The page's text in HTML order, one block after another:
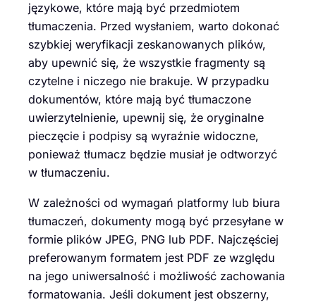
językowe, które mają być przedmiotem
tłumaczenia. Przed wysłaniem, warto dokonać
szybkiej weryfikacji zeskanowanych plików,
aby upewnić się, że wszystkie fragmenty są
czytelne i niczego nie brakuje. W przypadku
dokumentów, które mają być tłumaczone
uwierzytelnienie, upewnij się, że oryginalne
pieczęcie i podpisy są wyraźnie widoczne,
ponieważ tłumacz będzie musiał je odtworzyć
w tłumaczeniu.
W zależności od wymagań platformy lub biura
tłumaczeń, dokumenty mogą być przesyłane w
formie plików JPEG, PNG lub PDF. Najczęściej
preferowanym formatem jest PDF ze względu
na jego uniwersalność i możliwość zachowania
formatowania. Jeśli dokument jest obszerny,